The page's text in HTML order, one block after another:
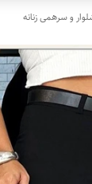
و سرهمی زنانه